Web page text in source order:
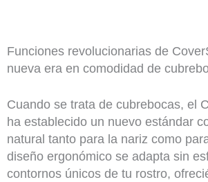
Funciones revolucionarias de
nueva era en comodidad de
Cuando se trata de cubrebocas, el
ha establecido un nuevo estándar
natural tanto para la nariz como
diseño ergonómico se adapta sin
contornos únicos de tu rostro,